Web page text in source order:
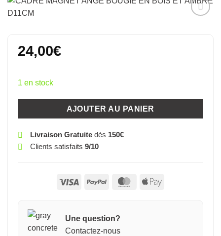
24,00€
1 en stock
AJOUTER AU PANIER
Livraison Gratuitedès 150€
Clients satisfaits 9/10
Visa PayPal MasterCardApple
Une question?
Contactez-nous